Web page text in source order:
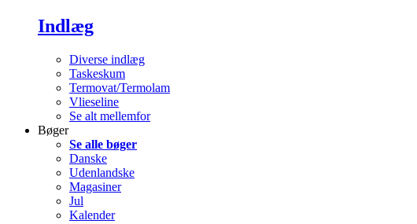
Indlæg
Diverse indlæg
Taskeskum
Termovat/Termolam
Vlieseline
Se alt mellemfor
Bøger
Se alle bøger
Danske
Udenlandske
Magasiner
Jul
Kalender